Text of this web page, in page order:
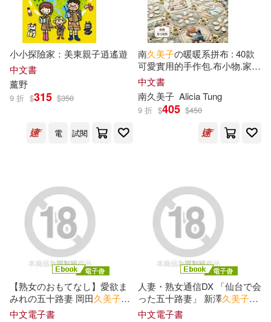
アテナ映像電子書籍写真集(232)
Kingdoll出版(230)
FLOWER(223)
木下ひまり(220)
根華編輯部(216)
高橋留美子(214)
蓋亞(931) 聯合讀創(913)
慕客館(897) 博碩(890)
中國華僑出版社(870)
崧博出版(857)
布克文化(841)
采實文化(836)
Hearst Fujingaho Co., Ltd.(831)
商業周刊(825) 碁峰(808)
小小探險家：美東親子逍遙遊
中文書
薰野
9 折 $315 $350
電 試閱
南久美子の暖暖系拼布 : 40款
可愛實用的手作包.布小物.家飾
用品
中文書
南久美子 Alicia Tung
9 折 $405 $450
【熟女のおもてなし】愛欲ま
みれの五十路妻 岡田久美子
(電子書)
中文電子書
人妻・熟女通信DX 「仙台で会
った五十路妻」 新澤久美子
(電子書)
中文電子書